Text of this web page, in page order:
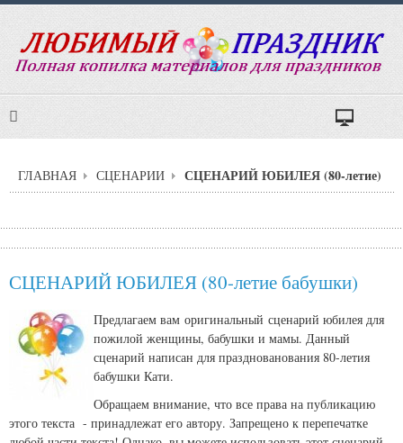
ГЛАВНАЯ СЦЕНАРИИ СЦЕНАРИЙ ЮБИЛЕЯ (80-летие)
СЦЕНАРИЙ ЮБИЛЕЯ (80-летие бабушки)
Предлагаем вам оригинальный сценарий юбилея для
пожилой женщины, бабушки и мамы. Данный
сценарий написан для празднованования 80-летия
бабушки Кати.
Обращаем внимание, что все права на публикацию
этого текста - принадлежат его автору. Запрещено к перепечатке